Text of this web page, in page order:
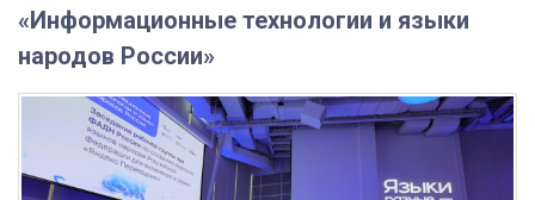
«Информационные технологии и языки
народов России»